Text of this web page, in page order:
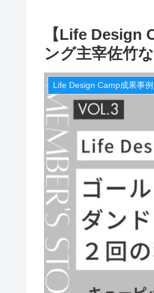
【Life Design
ング主宰佐竹
Life Design Camp成果事例